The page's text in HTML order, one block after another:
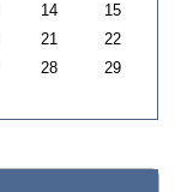
14
15
21
22
28
29